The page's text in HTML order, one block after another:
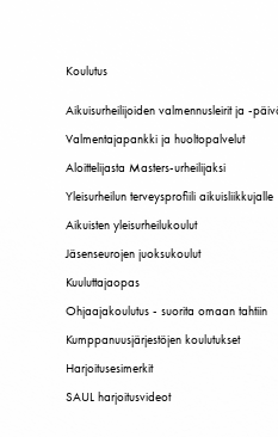
Koulutus
Aikuisurheilijoiden valmennusleirit ja -
Valmentajapankki ja huoltopalvelut
Aloittelijasta Masters-urheilijaksi
Yleisurheilun terveysprofiili aikuisliikkujalle
Aikuisten yleisurheilukoulut
Jäsenseurojen juoksukoulut
Kuuluttajaopas
Ohjaajakoulutus - suorita omaan tahtiin
Kumppanuusjärjestöjen koulutukset
Harjoitusesimerkit
SAUL harjoitusvideot